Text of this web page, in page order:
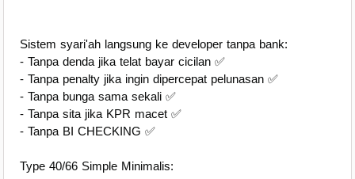
Sistem syari'ah langsung ke developer tanpa bank:
- Tanpa denda jika telat bayar cicilan ✅️
- Tanpa penalty jika ingin dipercepat pelunasan ✅️
- Tanpa bunga sama sekali ✅️
- Tanpa sita jika KPR macet ✅️
- Tanpa BI CHECKING ✅️
Type 40/66 Simple Minimalis: